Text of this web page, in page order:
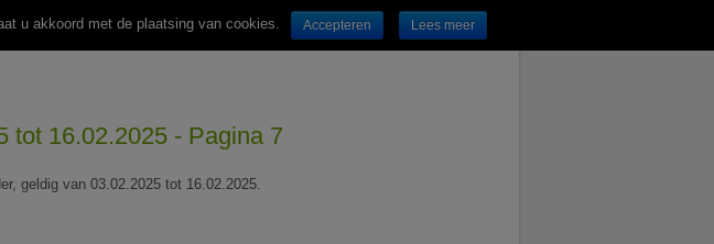
tot 16.02.2025 - Pagina 7
geldig van 03.02.2025 tot 16.02.2025.
u akkoord met de plaatsing van cookies. Accepteren Lees meer